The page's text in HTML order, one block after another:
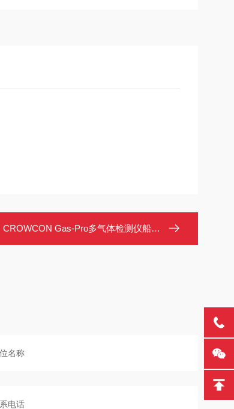
CROWCON Gas-Pro多气体检测仪船级社认证